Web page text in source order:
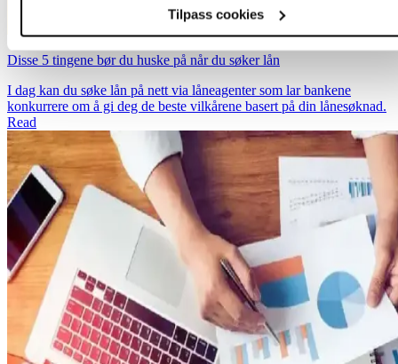
Tilpass cookies
Disse 5 tingene bør du huske på når du søker lån
I dag kan du søke lån på nett via låneagenter som lar bankene
konkurrere om å gi deg de beste vilkårene basert på din lånesøknad.
Read